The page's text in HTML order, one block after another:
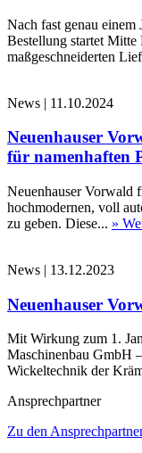
Nach fast genau einem
Bestellung startet
maßgeschneiderten
News | 11.10.2024
Neuenhauser
für namenhaften
Neuenhauser Vorwald
hochmodernen, voll
zu geben. Diese... »
News | 13.12.2023
Neuenhauser
Mit Wirkung zum 1.
Maschinenbau GmbH
Wickeltechnik der
Ansprechpartner
Zu den